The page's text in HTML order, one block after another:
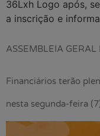
36Lxh Logo após,
a inscrição e
ASSEMBLEIA
Financiários terão
nesta segunda-feira